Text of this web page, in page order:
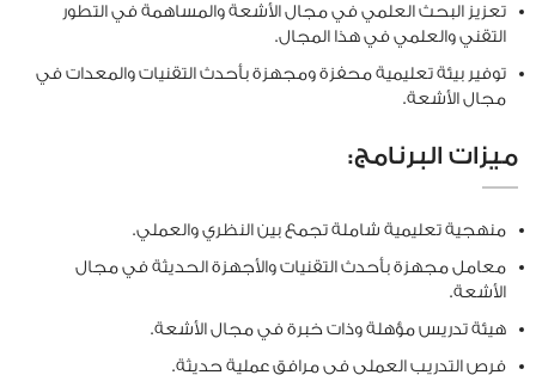
تعزيز البحث العلمي في مجال الأشعة والمساهمة في التطور
التقني والعلمي في هذا المجال.
توفير بيئة تعليمية محفزة ومجهزة بأحدث التقنيات والمعدات في
مجال الأشعة.
ميزات البرنامج:
منهجية تعليمية شاملة تجمع بين النظري والعملي.
معامل مجهزة بأحدث التقنيات والأجهزة الحديثة في مجال
الأشعة.
هيئة تدريس مؤهلة وذات خبرة في مجال الأشعة.
فرص التدريب العملي في مرافق عملية حديثة.